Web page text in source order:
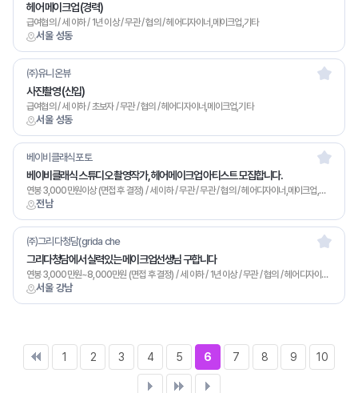
서울 성동
헤어 메이크업 (경력)
급여협의 / 세 이하 / 1년 이상 / 무관 / 협의 / 헤어디자이너,메이크업,기타
서울 성동
㈜유니온뷰
사진촬영 (신입)
급여협의 / 세 이하 / 초보자 / 무관 / 협의 / 헤어디자이너,메이크업,기타
전남
베이비클래식포토
베이비클래식 스튜디오 촬영작가, 헤어메이크업 아티스트 모집합니다.
연봉 3,000만원이상 (면접 후 결정) / 세 이하 / 무관 / 무관 / 협의 / 헤어디자이너,메이크업,기타
서울 강남
㈜그리다청담(grida che
그리다청담에서 실력있는 메이크업선생님 구합니다
연봉 3,000만원~8,000만원 (면접 후 결정) / 세 이하 / 1년 이상 / 무관 / 협의 / 헤어디자이너,메이크업,기타
1 2 3 4 5 6 7 8 9 10